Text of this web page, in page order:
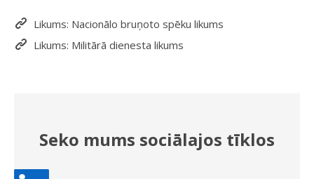
Likums: Nacionālo bruņoto spēku likums
Likums: Militārā dienesta likums
Seko mums sociālajos tīklos